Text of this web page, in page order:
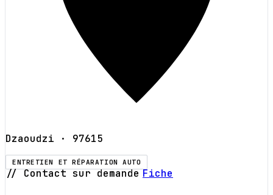
Dzaoudzi · 97615
ENTRETIEN ET RÉPARATION AUTO
// Contact sur demande Fiche